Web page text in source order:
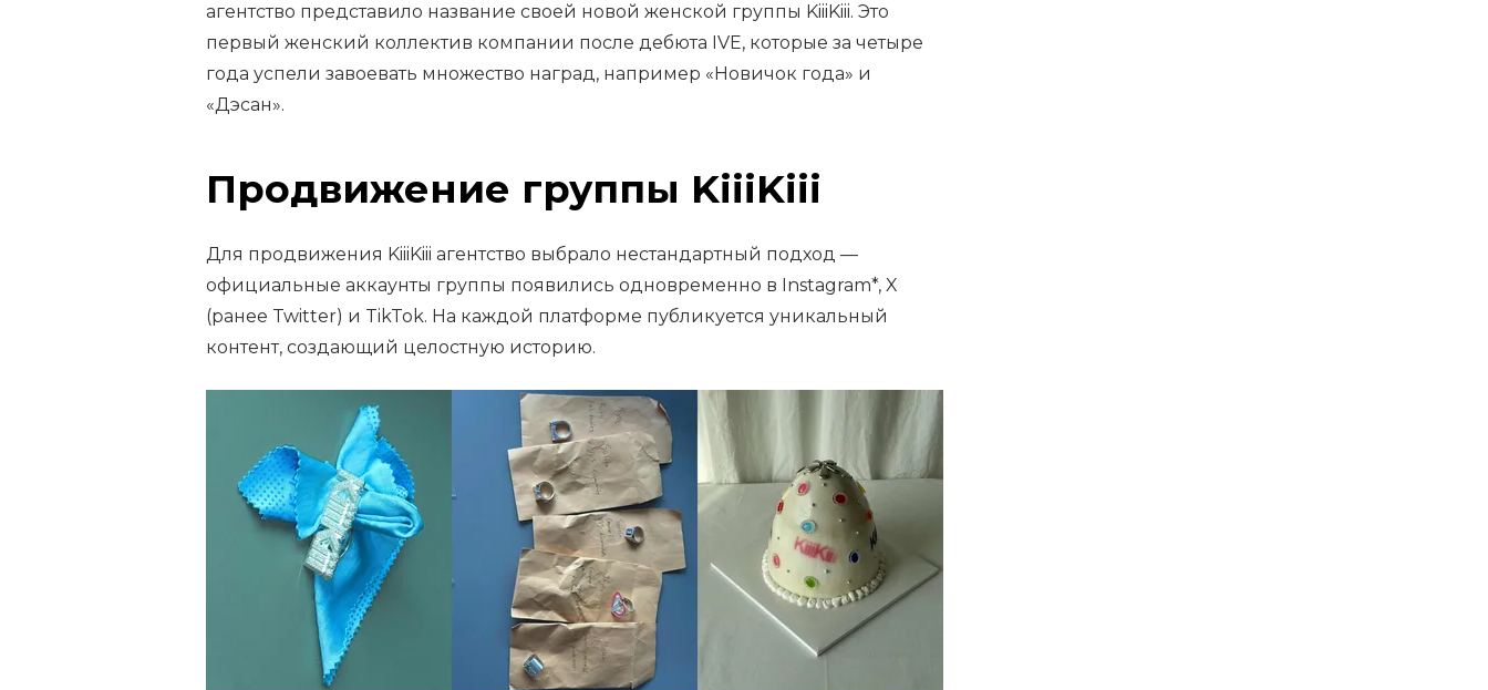
агентство представило название своей новой женской группы KiiiKiii. Это
первый женский коллектив компании после дебюта IVE, которые за четыре
года успели завоевать множество наград, например «Новичок года» и
«Дэсан».
Продвижение группы KiiiKiii
Для продвижения KiiiKiii агентство выбрало нестандартный подход —
официальные аккаунты группы появились одновременно в Instagram*, X
(ранее Twitter) и TikTok. На каждой платформе публикуется уникальный
контент, создающий целостную историю.